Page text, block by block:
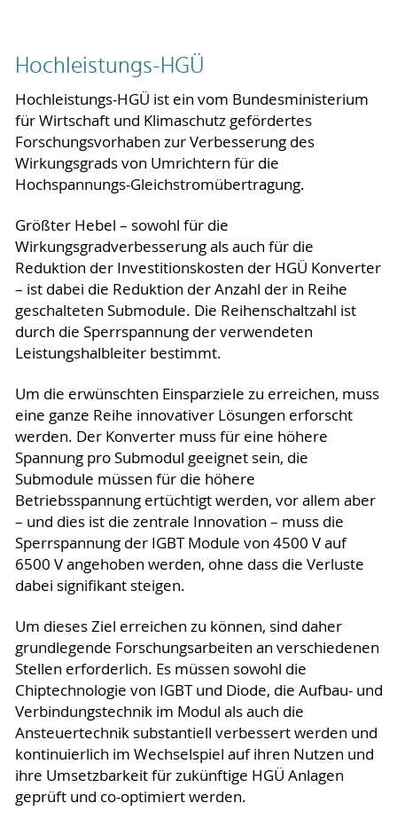
Hochleistungs-HGÜ
Hochleistungs-HGÜ ist ein vom Bundesministerium
für Wirtschaft und Klimaschutz gefördertes
Forschungsvorhaben zur Verbesserung des
Wirkungsgrads von Umrichtern für die
Hochspannungs-Gleichstromübertragung.
Größter Hebel – sowohl für die
Wirkungsgradverbesserung als auch für die
Reduktion der Investitionskosten der HGÜ Konverter
– ist dabei die Reduktion der Anzahl der in Reihe
geschalteten Submodule. Die Reihenschaltzahl ist
durch die Sperrspannung der verwendeten
Leistungshalbleiter bestimmt.
Um die erwünschten Einsparziele zu erreichen, muss
eine ganze Reihe innovativer Lösungen erforscht
werden. Der Konverter muss für eine höhere
Spannung pro Submodul geeignet sein, die
Submodule müssen für die höhere
Betriebsspannung ertüchtigt werden, vor allem aber
– und dies ist die zentrale Innovation – muss die
Sperrspannung der IGBT Module von 4500 V auf
6500 V angehoben werden, ohne dass die Verluste
dabei signifikant steigen.
Um dieses Ziel erreichen zu können, sind daher
grundlegende Forschungsarbeiten an verschiedenen
Stellen erforderlich. Es müssen sowohl die
Chiptechnologie von IGBT und Diode, die Aufbau- und
Verbindungstechnik im Modul als auch die
Ansteuertechnik substantiell verbessert werden und
kontinuierlich im Wechselspiel auf ihren Nutzen und
ihre Umsetzbarkeit für zukünftige HGÜ Anlagen
geprüft und co-optimiert werden.